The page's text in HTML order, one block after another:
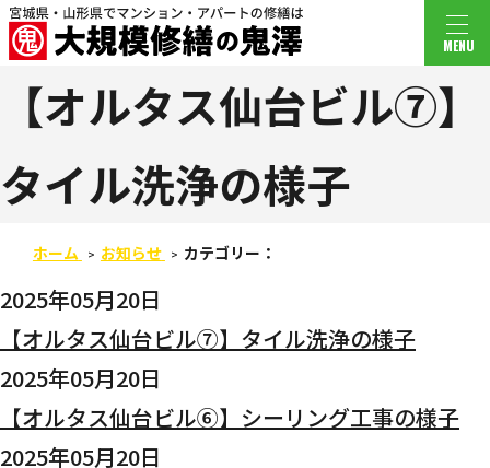
MENU
【オルタス仙台ビル⑦】
タイル洗浄の様子
ホーム お知らせ カテゴリー：
2025年05月20日
【オルタス仙台ビル⑦】タイル洗浄の様子
2025年05月20日
【オルタス仙台ビル⑥】シーリング工事の様子
2025年05月20日